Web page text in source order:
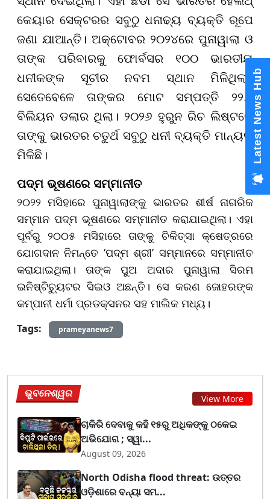
କେୟାର ସେକ୍ଟରର ସବୁଠୁ ଧନାଢ୍ୟ ବ୍ୟକ୍ତି ରୂପେ
ଜଣା ଯାଆନ୍ତି। ଅକ୍ଟୋବର ୨୦୨୪ରେ ପୁନାୱାଲା ଓ
ତାଙ୍କ ପରିବାରକୁ ଫୋର୍ବସର ୧୦୦ ଭାରତୀୟ
ଧନୀକଙ୍କ ସୂଚୀର ନବମ ସ୍ଥାନ ମିଳିଥିଲା।
ସେତେବେଳେ ତାଙ୍କର ମୋଟ ସମ୍ପତ୍ତି ୨୨.୧
ବିଲିୟନ ଡଲାର ଥିଲା। ୨୦୨୬ ହୁରୁନ ରିଚ ଲିଷ୍ଟରେ
ତାଙ୍କୁ ଭାରତର ଚତୁର୍ଥ ସବୁଠୁ ଧନୀ ବ୍ୟକ୍ତି ମାନ୍ୟତା
ମିଳିଛି।
ପଦ୍ମ ଭୂଷଣରେ ସମ୍ମାନୀତ
୨୦୨୨ ମସିହାରେ ପୁନାୱାଲାଙ୍କୁ ଭାରତର ଶୀର୍ଷ ନାଗରିକ
ସମ୍ମାନ ପଦ୍ମ ଭୂଷଣରେ ସମ୍ମାନୀତ କରାଯାଇଥିଲା। ଏହା
ପୂର୍ବରୁ ୨୦୦୫ ମସିହାରେ ତାଙ୍କୁ ଚିକିତ୍ସା କ୍ଷେତ୍ରରେ
ଯୋଗଦାନ ନିମନ୍ତେ ‘ପଦ୍ମ ଶ୍ରୀ’ ସମ୍ମାନରେ ସମ୍ମାନୀତ
କରାଯାଇଥିଲା। ତାଙ୍କ ପୁଅ ଅଦାର ପୁନାୱାଲା ସିରମ
ଇନିଷ୍ଟିଚ୍ୟୁଟର ସିଇଓ ଅଛନ୍ତି। ସେ କରଣ ଜୋହରଙ୍କ
କମ୍ପାନୀ ଧର୍ମା ପ୍ରଡକ୍ସନର ସହ ମାଲିକ ମଧ୍ୟ।
Tags: prameyanews7
ଭୁବନେଶ୍ୱର View More
ଚାକିରି ଦେବାକୁ କହି ୧୫ରୁ ଅଧିକଙ୍କୁ ଠକେଇ
ଅଭିଯୋଗ ; ସ୍ୱା...
August 09, 2026
North Odisha flood threat: ଉତ୍ତର
ଓଡ଼ିଶାରେ ବନ୍ୟା ସମ...